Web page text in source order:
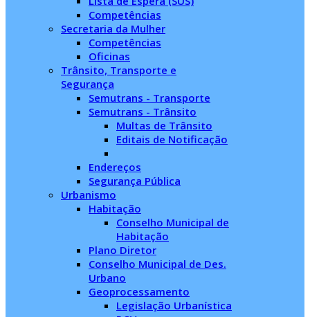
Competências
Secretaria da Mulher
Competências
Oficinas
Trânsito, Transporte e
Segurança
Semutrans - Transporte
Semutrans - Trânsito
Multas de Trânsito
Editais de Notificação
Endereços
Segurança Pública
Urbanismo
Habitação
Conselho Municipal de
Habitação
Plano Diretor
Conselho Municipal de Des.
Urbano
Geoprocessamento
Legislação Urbanística